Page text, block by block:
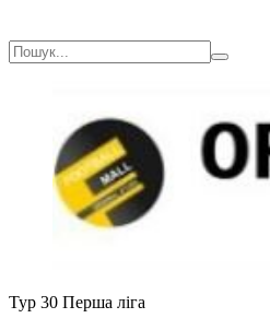
Тур 30 Перша ліга